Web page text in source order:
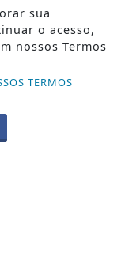
do
de
sua
o acesso,
nossos Termos
TERMOS